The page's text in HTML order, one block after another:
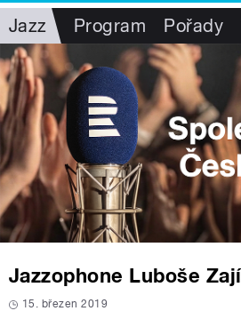
Jazz Program Pořady
Jazzophone Luboše
15. březen 2019